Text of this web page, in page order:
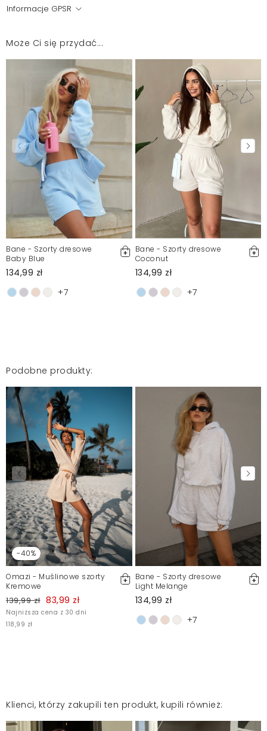
Anna
Mosquito zamieszcza wyłącznie zweryfikowane opinie
Klientów. Po moderacji publikujemy zarówno pozytywne, jak i
negatywne opinie. Więcej informacji znajdziesz w naszym
Regulaminie.
Zgłoś nielegalną treść
Informacje GPSR
Może Ci się przydać...
Bane - Szorty dresowe
Baby Blue
134,99 zł
+7
Bane - Szorty dresowe
Coconut
134,99 zł
+7
Podobne produkty:
-40%
Omazi - Muślinowe szorty
Kremowe
139,99 zł 83,99 zł
Najniższa cena z 30 dni
118,99 zł
Bane - Szorty dresowe
Light Melange
134,99 zł
+7
Klienci, którzy zakupili ten produkt, kupili również: